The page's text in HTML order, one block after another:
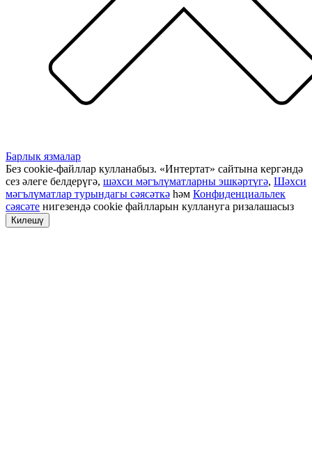
Барлык язмалар
Без cookie-файллар кулланабыз. «Интертат» сайтына кергәндә
сез әлеге белдерүгә, шәхси мәгълүматларны эшкәртүгә, Шәхси
мәгълүматлар турындагы сәясәткә һәм Конфиденциальлек
сәясәте нигезендә cookie файлларын куллануга ризалашасыз
Килешү